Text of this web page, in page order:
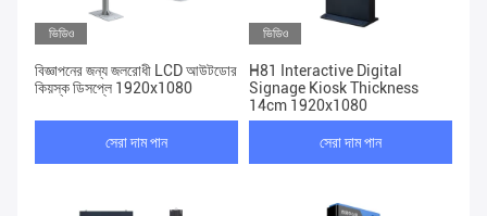
ভিডিও
বিজ্ঞাপনের জন্য জলরোধী LCD আউটডোর
কিয়স্ক ডিসপ্লে 1920x1080
সেরা দাম পান
ভিডিও
H81 Interactive Digital
Signage Kiosk Thickness
14cm 1920x1080
সেরা দাম পান